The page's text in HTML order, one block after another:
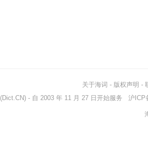
关于海词 - 版权声明 -
(Dict.CN) - 自 2003 年 11 月 27 日开始服务 沪ICP